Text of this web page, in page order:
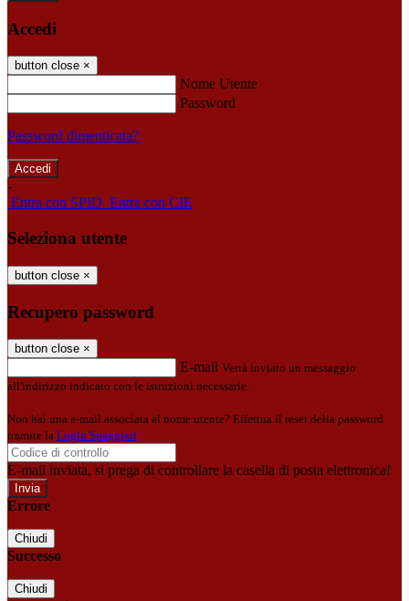
Accedi
button close ×
Nome Utente
Password
Password dimenticata?
-
Entra con SPID Entra con CIE
Seleziona utente
button close ×
Recupero password
button close ×
E-mail Verrà inviato un messaggio
all'indirizzo indicato con le istruzioni necessarie.
Non hai una e-mail associata al nome utente? Effettua il reset della password
tramite la Login Spaggiari
E-mail inviata, si prega di controllare la casella di posta elettronica!
Errore
Chiudi
Successo
Chiudi